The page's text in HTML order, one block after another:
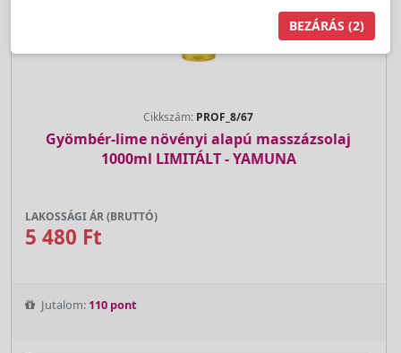
Cikkszám: PROF_8/67
Gyömbér-lime növényi alapú masszázsolaj
1000ml LIMITÁLT - YAMUNA
LAKOSSÁGI ÁR (BRUTTÓ)
5 480 Ft
Jutalom: 110 pont
BEZÁRÁS (1)